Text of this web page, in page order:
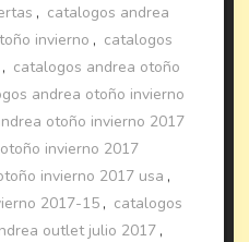
, catalogos andrea
invierno , catalogos
, catalogos andrea otoño
andrea otoño invierno
otoño invierno 2017
invierno 2017
invierno 2017 usa ,
2017-15 , catalogos
outlet julio 2017 ,